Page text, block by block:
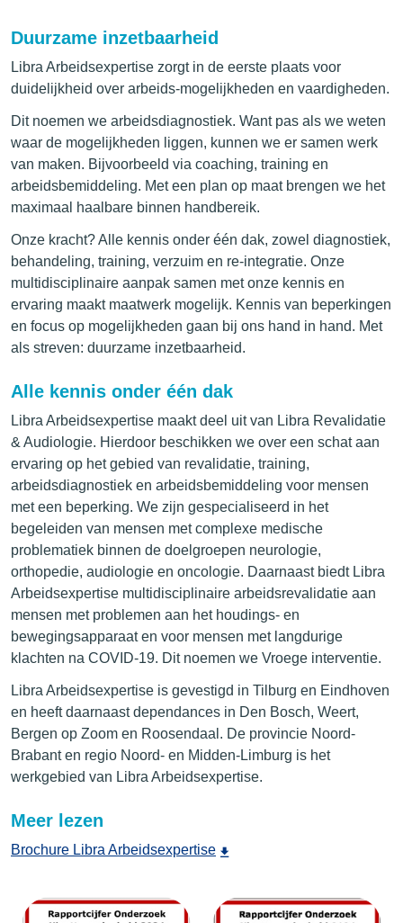
Duurzame inzetbaarheid
Libra Arbeidsexpertise zorgt in de eerste plaats voor
duidelijkheid over arbeids-mogelijkheden en vaardigheden.
Dit noemen we arbeidsdiagnostiek. Want pas als we weten
waar de mogelijkheden liggen, kunnen we er samen werk
van maken. Bijvoorbeeld via coaching, training en
arbeidsbemiddeling. Met een plan op maat brengen we het
maximaal haalbare binnen handbereik.
Onze kracht? Alle kennis onder één dak, zowel diagnostiek,
behandeling, training, verzuim en re-integratie. Onze
multidisciplinaire aanpak samen met onze kennis en
ervaring maakt maatwerk mogelijk. Kennis van beperkingen
en focus op mogelijkheden gaan bij ons hand in hand. Met
als streven: duurzame inzetbaarheid.
Alle kennis onder één dak
Libra Arbeidsexpertise maakt deel uit van Libra Revalidatie
& Audiologie. Hierdoor beschikken we over een schat aan
ervaring op het gebied van revalidatie, training,
arbeidsdiagnostiek en arbeidsbemiddeling voor mensen
met een beperking. We zijn gespecialiseerd in het
begeleiden van mensen met complexe medische
problematiek binnen de doelgroepen neurologie,
orthopedie, audiologie en oncologie. Daarnaast biedt Libra
Arbeidsexpertise multidisciplinaire arbeidsrevalidatie aan
mensen met problemen aan het houdings- en
bewegingsapparaat en voor mensen met langdurige
klachten na COVID-19. Dit noemen we Vroege interventie.
Libra Arbeidsexpertise is gevestigd in Tilburg en Eindhoven
en heeft daarnaast dependances in Den Bosch, Weert,
Bergen op Zoom en Roosendaal. De provincie Noord-
Brabant en regio Noord- en Midden-Limburg is het
werkgebied van Libra Arbeidsexpertise.
Meer lezen
Brochure Libra Arbeidsexpertise